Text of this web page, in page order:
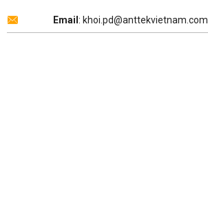
Email: khoi.pd@anttekvietnam.com